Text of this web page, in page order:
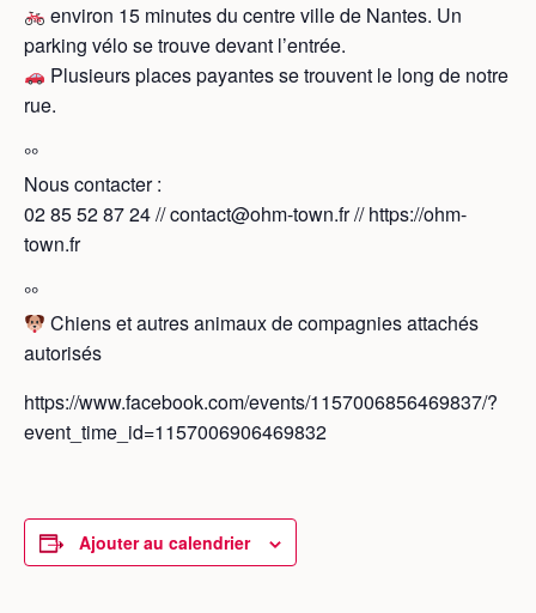
environ 15 minutes du centre ville de Nantes. Un
parking vélo se trouve devant l’entrée.
Plusieurs places payantes se trouvent le long de notre
rue.
°°
Nous contacter :
02 85 52 87 24 // contact@ohm-town.fr // https://ohm-
town.fr
°°
Chiens et autres animaux de compagnies attachés
autorisés
https://www.facebook.com/events/1157006856469837/?
event_time_id=1157006906469832
Ajouter au calendrier